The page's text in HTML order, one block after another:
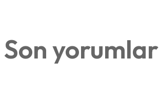
Son yorumlar